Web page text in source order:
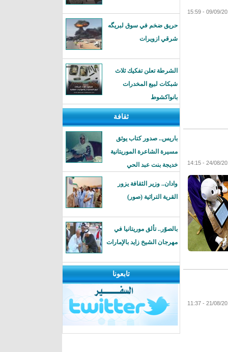
حريق ضخم في سوق لبريگه
شرقي ازويرات
الشرطة تعلن تفكيك ثلاث
شبكات لبيع المخدرات
بانواكشوط
ثقافة
باريس.. صدور كتاب يوثق
مسيرة الشاعرة الموريتانية
خديجة بنت عبد الحي
وادان.. وزير الثقافة يزور
القرية التراثية (صور)
بالصوًر.. تألق موريتانيا في
مهرجان الشيخ زايد بالإمارات
تابعونا